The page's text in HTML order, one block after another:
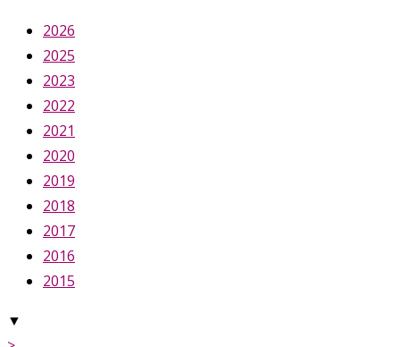
2026
2025
2023
2022
2021
2020
2019
2018
2017
2016
2015
▼